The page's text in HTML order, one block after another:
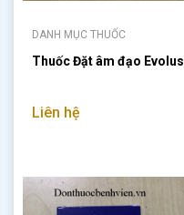
DANH MỤC THUỐC
Thuốc Đặt âm đạo Evolus
Liên hệ